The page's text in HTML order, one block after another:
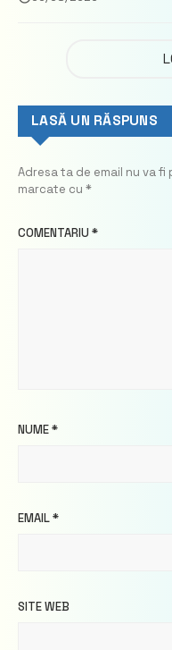
LASĂ UN RĂSPUNS
Adresa ta de email nu va fi
marcate cu *
COMENTARIU *
NUME*
EMAIL*
SITE WEB